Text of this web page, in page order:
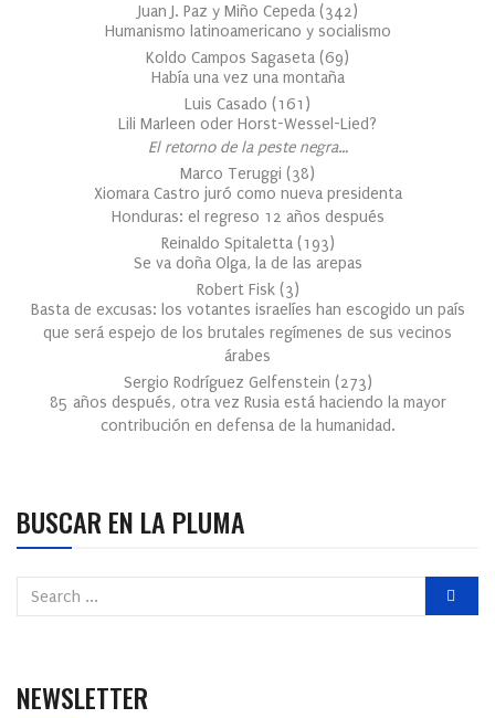
Juan J. Paz y Miño Cepeda (342)
Humanismo latinoamericano y socialismo
Koldo Campos Sagaseta (69)
Había una vez una montaña
Luis Casado (161 )
Lili Marleen oder Horst-Wessel-Lied?
El retorno de la peste negra…
Marco Teruggi (38)
Xiomara Castro juró como nueva presidenta
Honduras: el regreso 12 años después
Reinaldo Spitaletta (193)
Se va doña Olga, la de las arepas
Robert Fisk (3)
Basta de excusas: los votantes israelíes han escogido un país
que será espejo de los brutales regímenes de sus vecinos
árabes
Sergio Rodríguez Gelfenstein (273)
85 años después, otra vez Rusia está haciendo la mayor
contribución en defensa de la humanidad.
BUSCAR EN LA PLUMA
NEWSLETTER